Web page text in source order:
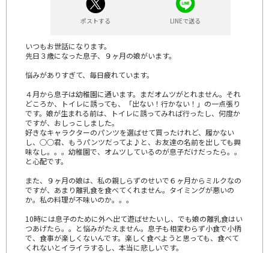
ポストする LINEで送る
いつもお世話になります。
先日３歳になった息子、９ヶ月の娘がいます。
悩みがありすぎて、毎日疲れています。
４月から息子は幼稚園に通います。まだオムツがとれません。それ
どころか、トイレに誘っても、「出ない！行かない！」の一点張り
です。娘が生まれる前は、トイレに誘ってみれば行ったし、何度か
ですが、おしっこしました。
好きなキャラクターのパンツを選ばせて買ったけれど、履かない
し、○○君、もうパンツだってよ♪と、お友達の名前を出しても興
味なし。。。幼稚園で、オムツしているのが息子だけだったら。。
と心配です。
また、９ヶ月の娘は、私の親しらずのせいで６ヶ月からミルクなの
ですが、あまり離乳食を食べてくれません。タイミングが悪いの
か。私の料理が不味いのか。。。
10時には息子のために外へ出て遊ばせたいし、でも娘の離乳食はい
つあげたら。。と悩みがたえません。息子も相変わらず小食で小柄
で、食事が楽しくないんです。楽しく食べようと思っても、食べて
くれないとイライラするし、本当に悲しいです。